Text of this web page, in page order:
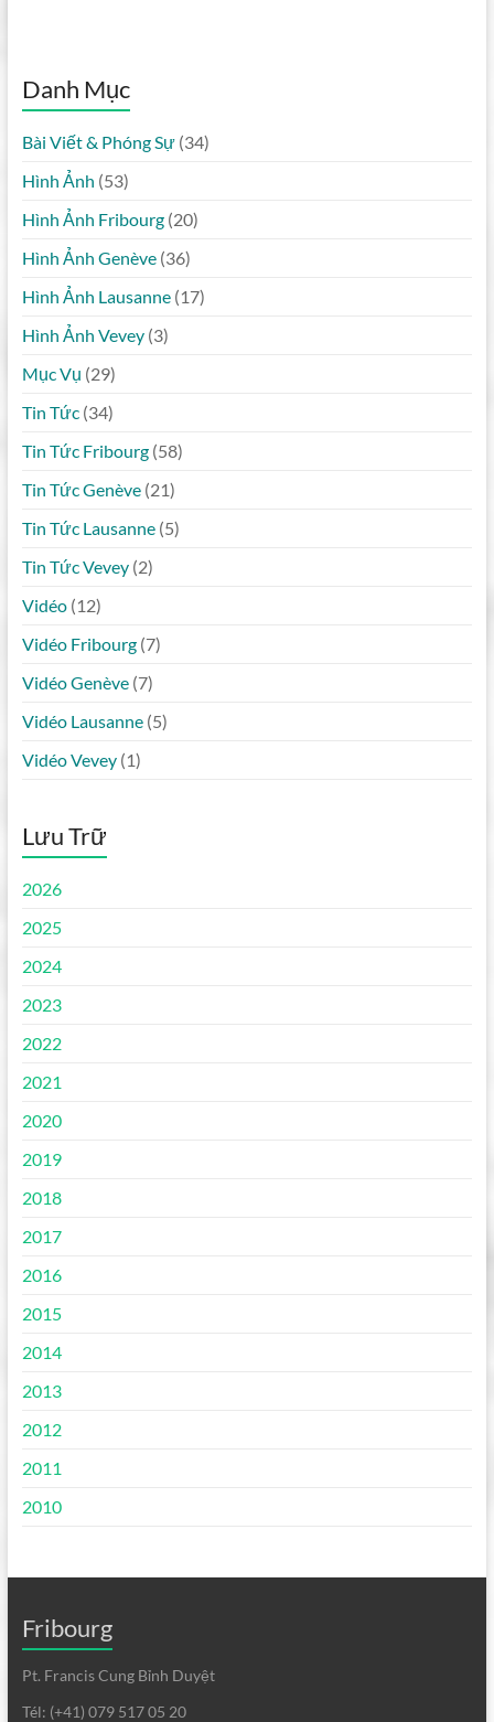
Danh Mục
Bài Viết & Phóng Sự(34)
Hình Ảnh (53)
Hình Ảnh Fribourg(20)
Hình Ảnh Genève(36)
Hình Ảnh Lausanne(17)
Hình Ảnh Vevey(3)
Mục Vụ (29)
Tin Tức(34)
Tin Tức Fribourg(58)
Tin Tức Genève(21)
Tin Tức Lausanne(5)
Tin Tức Vevey(2)
Vidéo(12)
Vidéo Fribourg(7)
Vidéo Genève(7)
Vidéo Lausanne(5)
Vidéo Vevey(1)
Lưu Trữ
2026
2025
2024
2023
2022
2021
2020
2019
2018
2017
2016
2015
2014
2013
2012
2011
2010
Fribourg
Pt. Francis Cung Bỉnh Duyệt
Tél: (+41) 079 517 05 20